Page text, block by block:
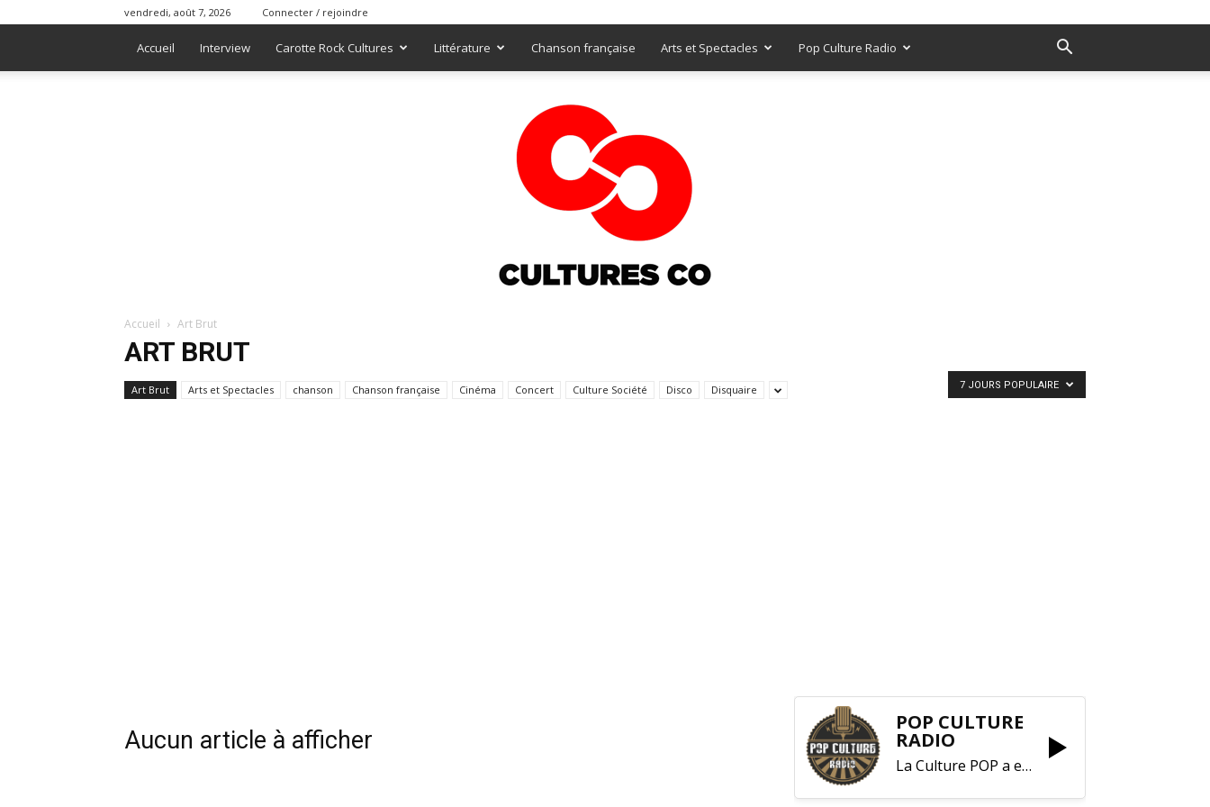
vendredi, août 7, 2026 Connecter / rejoindre
Accueil Interview Carotte Rock Cultures Littérature Chanson française Arts et Spectacles Pop Culture Radio
Accueil Art Brut
ART BRUT
Art Brut Arts et Spectacles chanson Chanson française Cinéma Concert Culture Société Disco Disquaire 7 JOURS POPULAIRE
Aucun article à afficher
POP CULTURE
RADIO
La Culture POP a enfin trouvé sa RADIO !